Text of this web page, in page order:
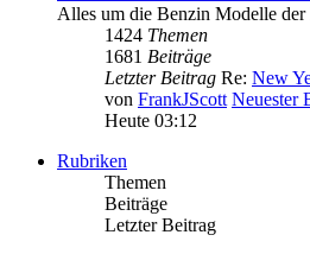
Alles um die Benzin Modelle
1424 Themen
1681 Beiträge
Letzter Beitrag Re: New
von FrankJScott Neuester
Heute 03:12
Rubriken
Themen
Beiträge
Letzter Beitrag